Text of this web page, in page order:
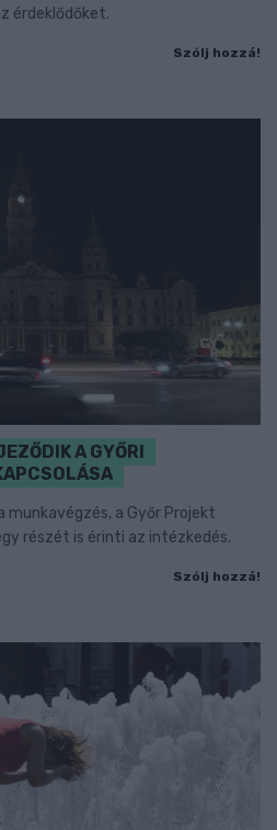
érdeklődőket.
Szólj hozzá!
A GYŐRI
munkavégzés, a Győr Projekt
részét is érinti az intézkedés.
Szólj hozzá!